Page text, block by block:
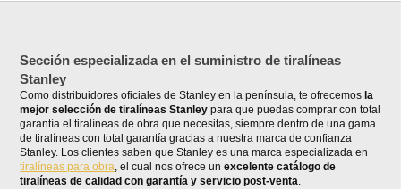
Sección especializada en el suministro de tiralíneas
Stanley
Como distribuidores oficiales de Stanley en la península, te ofrecemos la
mejor selección de tiralíneas Stanley para que puedas comprar con total
garantía el tiralíneas de obra que necesitas, siempre dentro de una gama
de tiralíneas con total garantía gracias a nuestra marca de confianza
Stanley. Los clientes saben que Stanley es una marca especializada en
tiralíneas para obra, el cual nos ofrece unexcelente catálogo de
tiralíneas de calidad con garantía y servicio post-venta.